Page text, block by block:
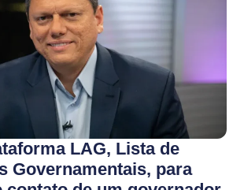
LAG, Lista de
Governamentais, para